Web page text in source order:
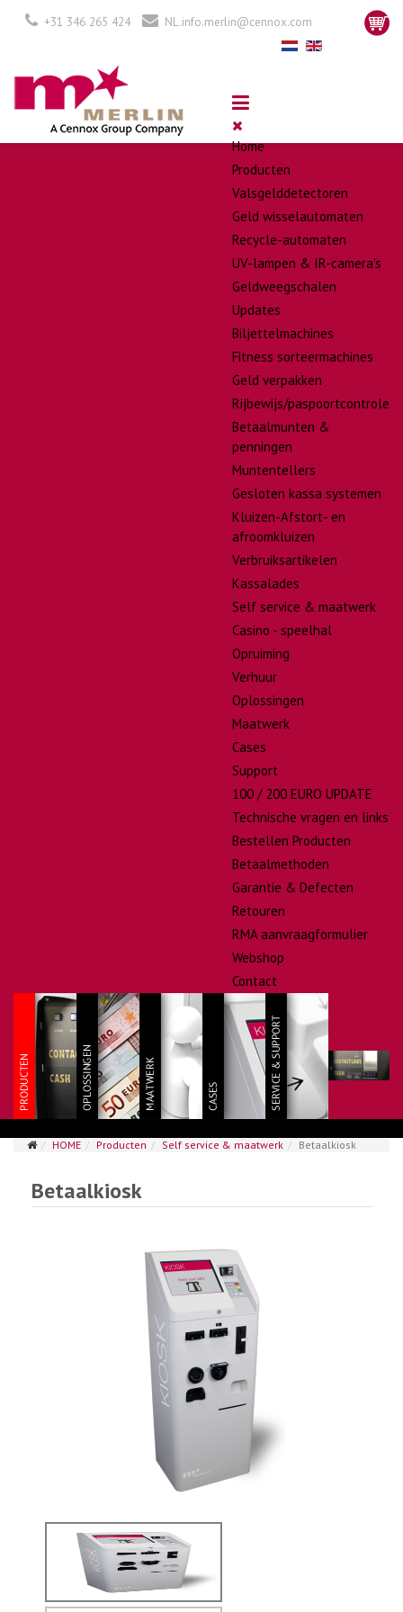
+31 346 265 424 NL.info.merlin@cennox.com
Home
Producten
Valsgelddetectoren
Geld wisselautomaten
Recycle-automaten
UV-lampen & IR-camera's
Geldweegschalen
Updates
Biljettelmachines
Fitness sorteermachines
Geld verpakken
Rijbewijs/paspoortcontrole
Betaalmunten &
penningen
Muntentellers
Gesloten kassa systemen
Kluizen-Afstort- en
afroomkluizen
Verbruiksartikelen
Kassalades
Self service & maatwerk
Casino - speelhal
Opruiming
Verhuur
Oplossingen
Maatwerk
Cases
Support
100 / 200 EURO UPDATE
Technische vragen en links
Bestellen Producten
Betaalmethoden
Garantie & Defecten
Retouren
RMA aanvraagformulier
Webshop
Contact
HOME Producten Self service & maatwerk Betaalkiosk
Betaalkiosk